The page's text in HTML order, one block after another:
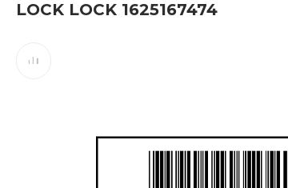
LOCK LOCK 1625167474